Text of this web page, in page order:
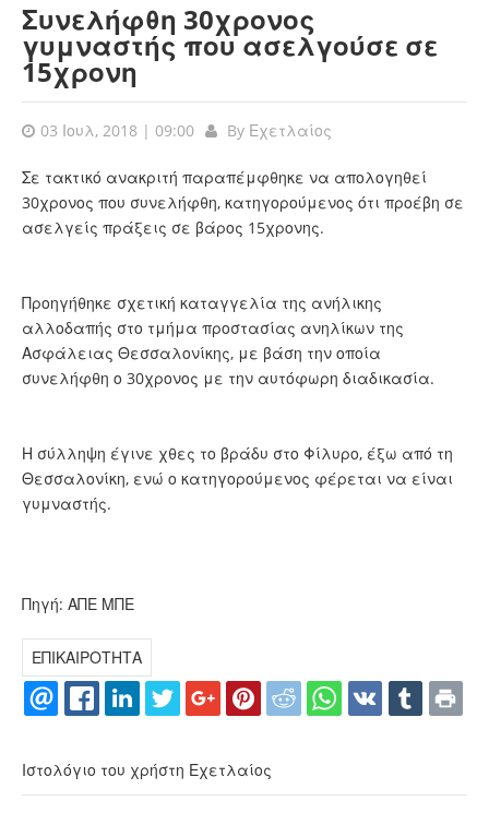
Συνελήφθη 30χρονος
γυμναστής που ασελγούσε σε
15χρονη
03 Ιουλ, 2018 | 09:00 By Εχετλαίος
Σε τακτικό ανακριτή παραπέμφθηκε να απολογηθεί
30χρονος που συνελήφθη, κατηγορούμενος ότι προέβη σε
ασελγείς πράξεις σε βάρος 15χρονης.
Προηγήθηκε σχετική καταγγελία της ανήλικης
αλλοδαπής στο τμήμα προστασίας ανηλίκων της
Ασφάλειας Θεσσαλονίκης, με βάση την οποία
συνελήφθη ο 30χρονος με την αυτόφωρη διαδικασία.
Η σύλληψη έγινε χθες το βράδυ στο Φίλυρο, έξω από τη
Θεσσαλονίκη, ενώ ο κατηγορούμενος φέρεται να είναι
γυμναστής.
Πηγή: ΑΠΕ ΜΠΕ
ΕΠΙΚΑΙΡΟΤΗΤΑ
Ιστολόγιο του χρήστη Εχετλαίος